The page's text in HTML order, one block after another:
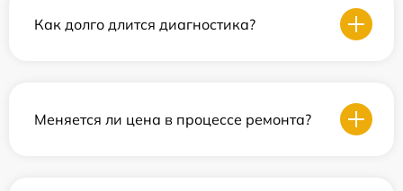
Как долго длится диагностика?
Меняется ли цена в процессе ремонта?